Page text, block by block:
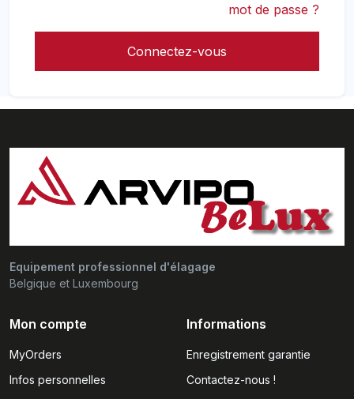
mot de passe ?
Connectez-vous
Equipement professionnel d'élagage
Belgique et Luxembourg
Mon compte
MyOrders
Infos personnelles
Informations
Enregistrement garantie
Contactez-nous !